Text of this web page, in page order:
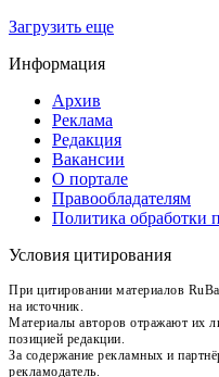
Загрузить еще
Информация
Архив
Реклама
Редакция
Вакансии
О портале
Правообладателям
Политика обработки
Условия цитирования
При цитировании материалов
на источник.
Материалы авторов отражают их
позицией редакции.
За содержание рекламных и
рекламодатель.